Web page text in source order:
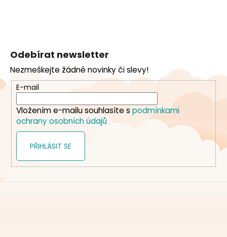
a
t
Odebírat newsletter
Nezmeškejte žádné novinky či slevy!
E-mail
Vložením e-mailu souhlasíte s podmínkami
ochrany osobních údajů
PŘIHLÁSIT SE